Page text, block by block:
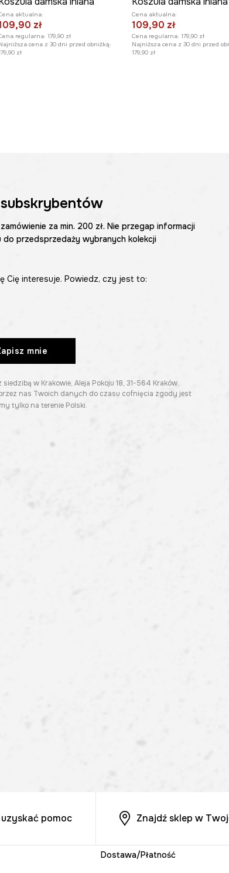
aktualna:
zł
regularna: 179,90 zł
cena z 30 dni przed obniżką:
zł
Cena aktualna:
109,90 zł
Cena regularna: 179,90 zł
Najniższa cena z 30 dni przed
179,90 zł
za min. 200 zł. Nie przegap informacji
przedsprzedaży wybranych kolekcji
Cię interesuje. Powiedz, czy jest to:
mnie
w Krakowie, Aleja Pokoju 18, 31-564 Kraków.
nas Twoich danych do czasu cofnięcia zgody jest
tylko na terenie Polski.
pomoc Znajdź sklep w
Dostawa/Płatność